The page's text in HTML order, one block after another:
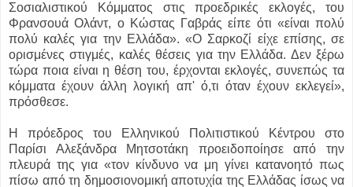
Σοσιαλιστικού Κόμματος στις προεδρικές εκλογές, του
Φρανσουά Ολάντ, ο Κώστας Γαβράς είπε ότι «είναι πολύ
πολύ καλές για την Ελλάδα». «Ο Σαρκοζί είχε επίσης, σε
ορισμένες στιγμές, καλές θέσεις για την Ελλάδα. Δεν ξέρω
τώρα ποια είναι η θέση του, έρχονται εκλογές, συνεπώς τα
κόμματα έχουν άλλη λογική απ' ό,τι όταν έχουν εκλεγεί»,
πρόσθεσε.
Η πρόεδρος του Ελληνικού Πολιτιστικού Κέντρου στο
Παρίσι Αλεξάνδρα Μητσοτάκη προειδοποίησε από την
πλευρά της για «τον κίνδυνο να μη γίνει κατανοητό πως
πίσω από τη δημοσιονομική αποτυχία της Ελλάδας ίσως να